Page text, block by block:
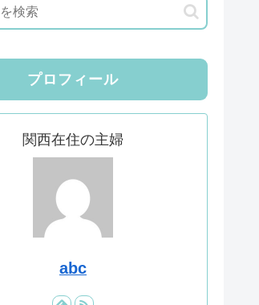
プロフィール
関西在住の主婦
abc